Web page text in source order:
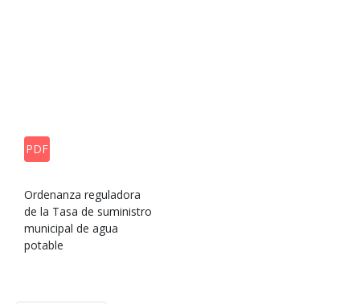
PDF
Ordenanza reguladora
de la Tasa de suministro
municipal de agua
potable